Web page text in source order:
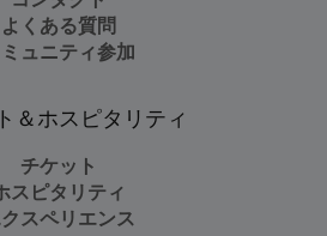
よくある質問
ュニティ参加
＆ホスピタリティ
チケット
スピタリティ
スペリエンス